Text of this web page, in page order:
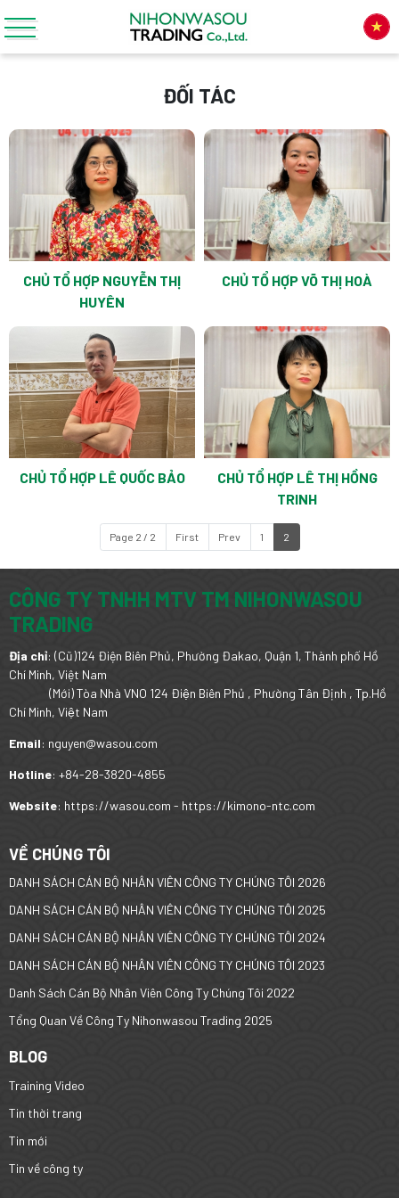
ĐỐI TÁC
CHỦ TỔ HỢP NGUYỄN THỊ
HUYÊN
CHỦ TỔ HỢP VÕ THỊ HOÀ
CHỦ TỔ HỢP LÊ QUỐC BẢO
CHỦ TỔ HỢP LÊ THỊ HỒNG
TRINH
Page 2 / 2 First Prev 1 2
CÔNG TY TNHH MTV TM NIHONWASOU
TRADING
Địa chỉ: (Cũ)124 Điện Biên Phủ, Phường Đakao, Quận 1, Thành phố Hồ
Chí Minh, Việt Nam
(Mới) Tòa Nhà VNO 124 Điện Biên Phủ , Phường Tân Định , Tp.Hồ
Chí Minh, Việt Nam
Email: nguyen@wasou.com
Hotline: +84-28-3820-4855
Website: https://wasou.com - https://kimono-ntc.com
VỀ CHÚNG TÔI
DANH SÁCH CÁN BỘ NHÂN VIÊN CÔNG TY CHÚNG TÔI 2026
DANH SÁCH CÁN BỘ NHÂN VIÊN CÔNG TY CHÚNG TÔI 2025
DANH SÁCH CÁN BỘ NHÂN VIÊN CÔNG TY CHÚNG TÔI 2024
DANH SÁCH CÁN BỘ NHÂN VIÊN CÔNG TY CHÚNG TÔI 2023
Danh Sách Cán Bộ Nhân Viên Công Ty Chúng Tôi 2022
Tổng Quan Về Công Ty Nihonwasou Trading 2025
BLOG
Training Video
Tin thời trang
Tin mới
Tin về công ty